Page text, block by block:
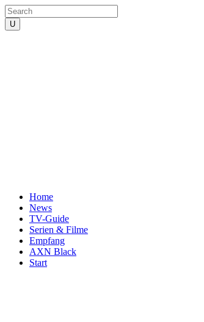
Home
News
TV-Guide
Serien & Filme
Empfang
AXN Black
Start